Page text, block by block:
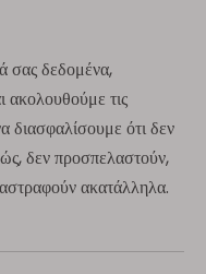
σας δεδομένα,
ακολουθούμε τις
διασφαλίσουμε ότι δεν
δεν προσπελαστούν,
ακατάλληλα.